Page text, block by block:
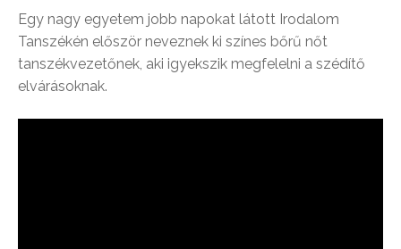
Egy nagy egyetem jobb napokat látott Irodalom
Tanszékén először neveznek ki színes bőrű nőt
tanszékvezetőnek, aki igyekszik megfelelni a szédítő
elvárásoknak.